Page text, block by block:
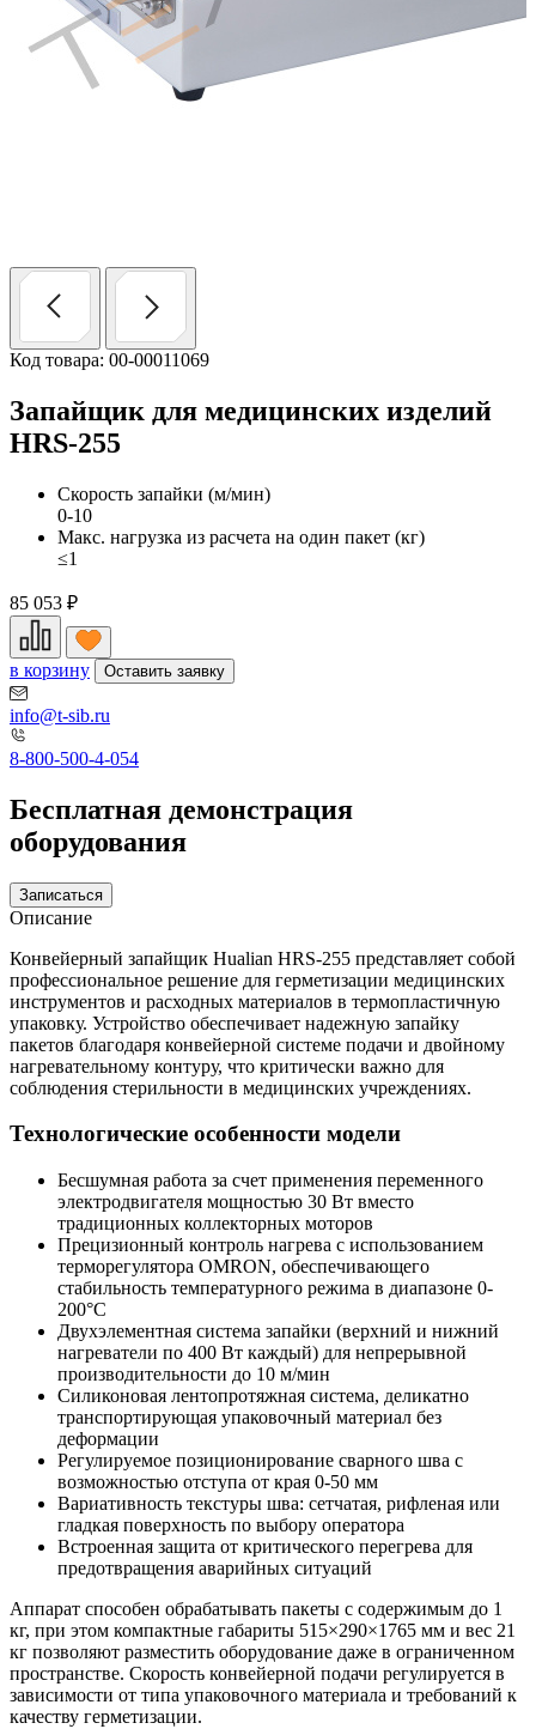
Код товара: 00-00011069
Запайщик для медицинских изделий
HRS-255
Скорость запайки (м/мин)
0-10
Макс. нагрузка из расчета на один пакет (кг)
≤1
85 053 ₽
в корзину Оставить заявку
info@t-sib.ru
8-800-500-4-054
Бесплатная демонстрация
оборудования
Записаться
Описание
Конвейерный запайщик Hualian HRS-255 представляет собой
профессиональное решение для герметизации медицинских
инструментов и расходных материалов в термопластичную
упаковку. Устройство обеспечивает надежную запайку
пакетов благодаря конвейерной системе подачи и двойному
нагревательному контуру, что критически важно для
соблюдения стерильности в медицинских учреждениях.
Технологические особенности модели
Бесшумная работа за счет применения переменного
электродвигателя мощностью 30 Вт вместо
традиционных коллекторных моторов
Прецизионный контроль нагрева с использованием
терморегулятора OMRON, обеспечивающего
стабильность температурного режима в диапазоне 0-
200°С
Двухэлементная система запайки (верхний и нижний
нагреватели по 400 Вт каждый) для непрерывной
производительности до 10 м/мин
Силиконовая лентопротяжная система, деликатно
транспортирующая упаковочный материал без
деформации
Регулируемое позиционирование сварного шва с
возможностью отступа от края 0-50 мм
Вариативность текстуры шва: сетчатая, рифленая или
гладкая поверхность по выбору оператора
Встроенная защита от критического перегрева для
предотвращения аварийных ситуаций
Аппарат способен обрабатывать пакеты с содержимым до 1
кг, при этом компактные габариты 515×290×1765 мм и вес 21
кг позволяют разместить оборудование даже в ограниченном
пространстве. Скорость конвейерной подачи регулируется в
зависимости от типа упаковочного материала и требований к
качеству герметизации.